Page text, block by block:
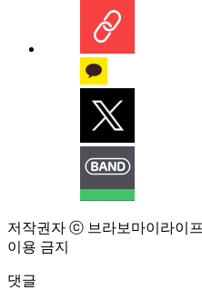
저작권자 ⓒ 브라보마이라이
이용 금지
댓글